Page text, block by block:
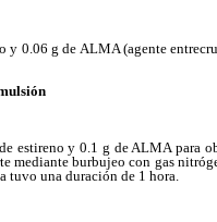
0.06 g de ALMA (agente
estireno y 0.1 g de ALMA para
mediante burbujeo con gas
tuvo una duración de 1 hora.